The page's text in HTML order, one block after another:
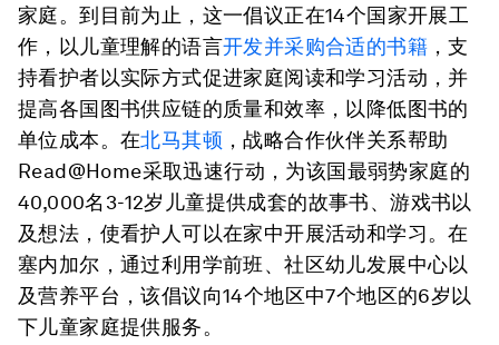
家庭。到目前为止，这一倡议正在14个国家开展工
作，以儿童理解的语言开发并采购合适的书籍 ，支
持看护者以实际方式促进家庭阅读和学习活动，并
提高各国图书供应链的质量和效率，以降低图书的
单位成本。在北马其顿 ，战略合作伙伴关系帮助
Read@Home采取迅速行动，为该国最弱势家庭的
40,000名3-12岁儿童提供成套的故事书、游戏书以
及想法，使看护人可以在家中开展活动和学习。在
塞内加尔，通过利用学前班、社区幼儿发展中心以
及营养平台，该倡议向14个地区中7个地区的6岁以
下儿童家庭提供服务。